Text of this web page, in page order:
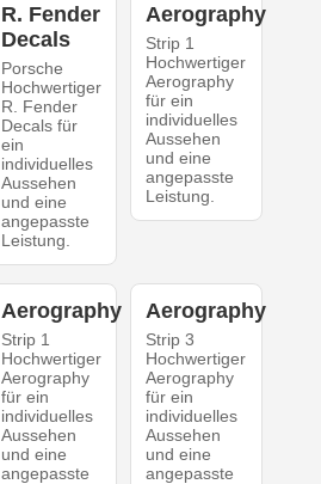
R. Fender
Decals
Porsche
Hochwertiger
R. Fender
Decals für
ein
individuelles
Aussehen
und eine
angepasste
Leistung.
Aerography
Strip 1
Hochwertiger
Aerography
für ein
individuelles
Aussehen
und eine
angepasste
Leistung.
Aerography
Strip 1
Hochwertiger
Aerography
für ein
individuelles
Aussehen
und eine
angepasste
Aerography
Strip 3
Hochwertiger
Aerography
für ein
individuelles
Aussehen
und eine
angepasste